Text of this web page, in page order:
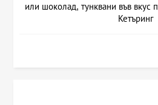
или шоколад, тунквани във
Кетъринг